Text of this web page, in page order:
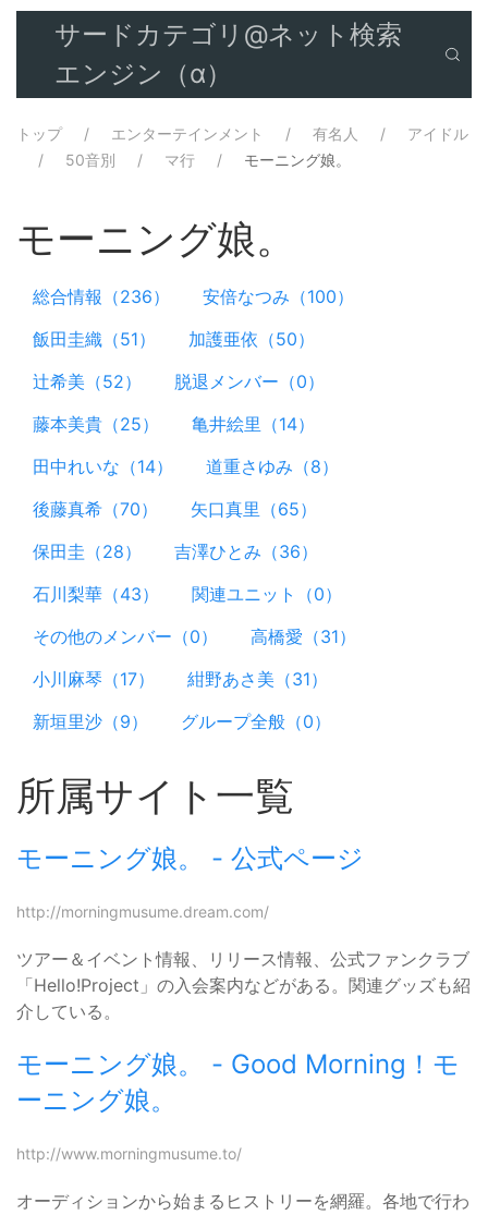
サードカテゴリ@ネット検索
エンジン（α）
トップ エンターテインメント 有名人
アイドル
50音別
マ行 モーニング娘。
モーニング娘。
総合情報（236）
安倍なつみ（100）
飯田圭織（51）
加護亜依（50）
辻希美（52）
脱退メンバー（0）
藤本美貴（25）
亀井絵里（14）
田中れいな（14）
道重さゆみ（8）
後藤真希（70）
矢口真里（65）
保田圭（28）
吉澤ひとみ（36）
石川梨華（43）
関連ユニット（0）
その他のメンバー（0）
高橋愛（31）
小川麻琴（17）
紺野あさ美（31）
新垣里沙（9）
グループ全般（0）
所属サイト一覧
モーニング娘。 - 公式ページ
http://morningmusume.dream.com/
ツアー＆イベント情報、リリース情報、公式ファンクラブ
「Hello!Project」の入会案内などがある。関連グッズも紹
介している。
モーニング娘。 - Good Morning！モ
ーニング娘。
http://www.morningmusume.to/
オーディションから始まるヒストリーを網羅。各地で行わ